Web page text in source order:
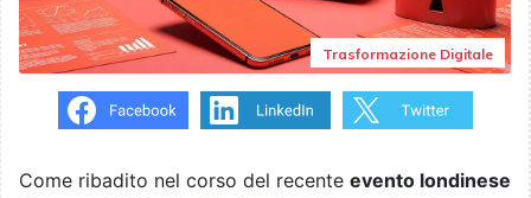
Trasformazione Digitale
Come ribadito nel corso del recente evento londinese